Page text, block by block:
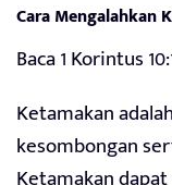
Cara Mengalahkan
Baca 1 Korintus
Ketamakan
kesombongan